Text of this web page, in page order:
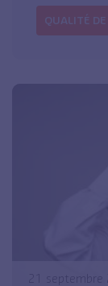
QUALITÉ
21 septembre